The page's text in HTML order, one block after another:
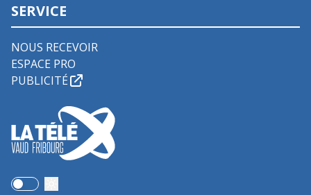
SERVICE
NOUS RECEVOIR
ESPACE PRO
PUBLICITÉ
Use setting